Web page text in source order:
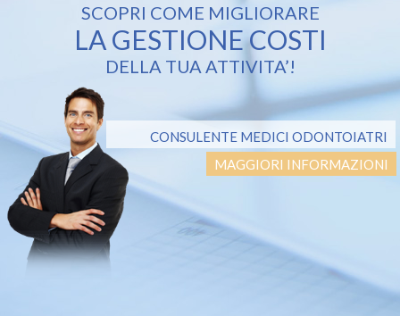
SCOPRI COME MIGLIORARE
LA GESTIONE COSTI
DELLA TUA ATTIVITA’!
CONSULENTE MEDICI ODONTOIATRI
MAGGIORI INFORMAZIONI